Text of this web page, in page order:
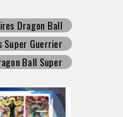
Dragon Ball
Guerrier
Ball Super